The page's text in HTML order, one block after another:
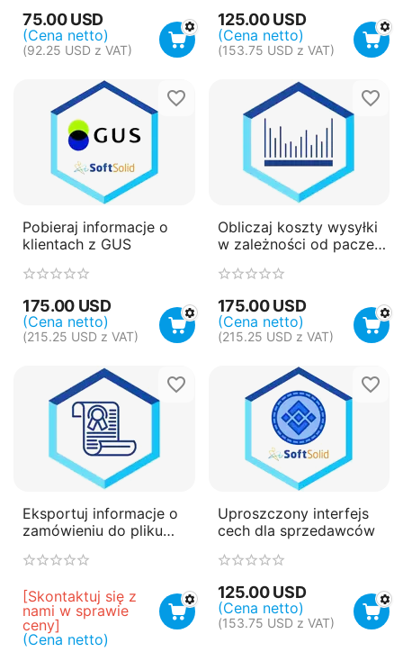
75.00 USD
(Cena netto)
(92.25 USD z VAT)
125.00 USD
(Cena netto)
(153.75 USD z VAT)
Pobieraj informacje o
klientach z GUS
175.00 USD
(Cena netto)
(215.25 USD z VAT)
Obliczaj koszty wysyłki
w zależności od paczek
175.00 USD
(Cena netto)
(215.25 USD z VAT)
Eksportuj informacje o
zamówieniu do pliku
[Skontaktuj się z
nami w sprawie
ceny]
(Cena netto)
Uproszczony interfejs
cech dla sprzedawców
125.00 USD
(Cena netto)
(153.75 USD z VAT)